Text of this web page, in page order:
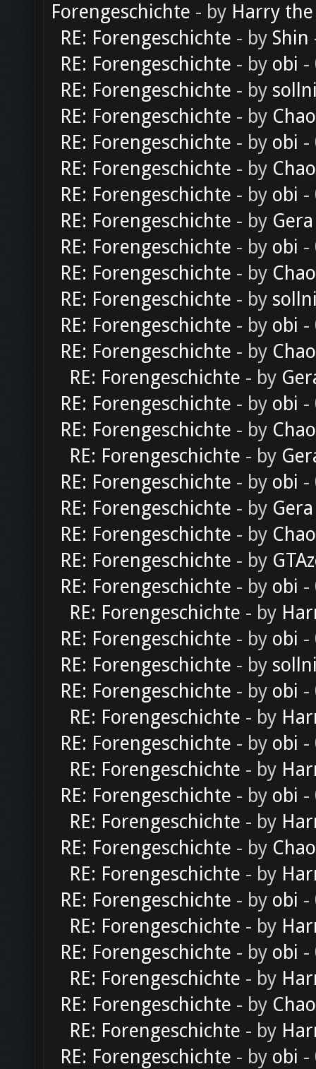
Forengeschichte - by Harry
RE: Forengeschichte - by Shin
RE: Forengeschichte - by obi -
RE: Forengeschichte - by
RE: Forengeschichte - by
RE: Forengeschichte - by obi -
RE: Forengeschichte - by
RE: Forengeschichte - by obi -
RE: Forengeschichte - by Gera
RE: Forengeschichte - by obi -
RE: Forengeschichte - by
RE: Forengeschichte - by
RE: Forengeschichte - by obi -
RE: Forengeschichte - by
RE: Forengeschichte - by
RE: Forengeschichte - by obi -
RE: Forengeschichte - by
RE: Forengeschichte - by
RE: Forengeschichte - by obi -
RE: Forengeschichte - by Gera
RE: Forengeschichte - by
RE: Forengeschichte - by
RE: Forengeschichte - by obi -
RE: Forengeschichte - by
RE: Forengeschichte - by obi -
RE: Forengeschichte - by
RE: Forengeschichte - by obi -
RE: Forengeschichte - by
RE: Forengeschichte - by obi -
RE: Forengeschichte - by
RE: Forengeschichte - by obi -
RE: Forengeschichte - by
RE: Forengeschichte - by
RE: Forengeschichte - by
RE: Forengeschichte - by obi -
RE: Forengeschichte - by
RE: Forengeschichte - by obi -
RE: Forengeschichte - by
RE: Forengeschichte - by
RE: Forengeschichte - by
RE: Forengeschichte - by obi -